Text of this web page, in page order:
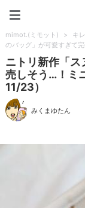
mimot.(ミモット) > キ
のバッグ」が可愛すぎて
ニトリ新作「
売しそう…！ミ
11/23）
みくまゆたん